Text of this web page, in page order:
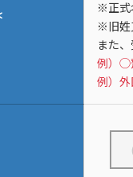
※正式
※旧姓
また
例）
例）